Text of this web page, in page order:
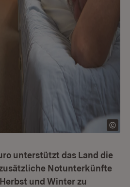
unterstützt das Land die
Notunterkünfte
und Winter zu